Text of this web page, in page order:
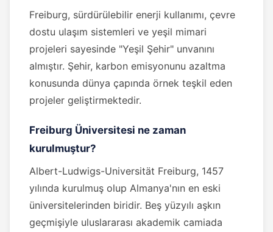
Freiburg, sürdürülebilir enerji kullanımı, çevre
dostu ulaşım sistemleri ve yeşil mimari
projeleri sayesinde "Yeşil Şehir" unvanını
almıştır. Şehir, karbon emisyonunu azaltma
konusunda dünya çapında örnek teşkil eden
projeler geliştirmektedir.
Freiburg Üniversitesi ne zaman
kurulmuştur?
Albert-Ludwigs-Universität Freiburg, 1457
yılında kurulmuş olup Almanya'nın en eski
üniversitelerinden biridir. Beş yüzyılı aşkın
geçmişiyle uluslararası akademik camiada